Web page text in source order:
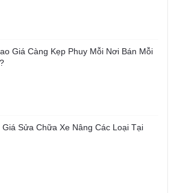
Giá Càng Kẹp Phuy Mỗi Nơi Bán Mỗi
Giá Sửa Chữa Xe Nâng Các Loại Tại